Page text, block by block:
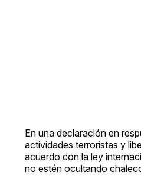
En una declaración en
actividades terroristas y
acuerdo con la ley
no estén ocultando